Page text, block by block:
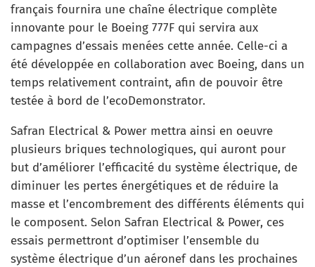
français fournira une chaîne électrique complète
innovante pour le Boeing 777F qui servira aux
campagnes d’essais menées cette année. Celle-ci a
été développée en collaboration avec Boeing, dans un
temps relativement contraint, afin de pouvoir être
testée à bord de l’ecoDemonstrator.
Safran Electrical & Power mettra ainsi en oeuvre
plusieurs briques technologiques, qui auront pour
but d’améliorer l’efficacité du système électrique, de
diminuer les pertes énergétiques et de réduire la
masse et l’encombrement des différents éléments qui
le composent. Selon Safran Electrical & Power, ces
essais permettront d’optimiser l’ensemble du
système électrique d’un aéronef dans les prochaines